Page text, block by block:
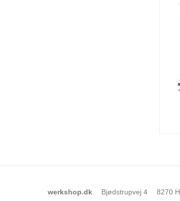
werkshop.dk Bjødstrupvej 4 8270